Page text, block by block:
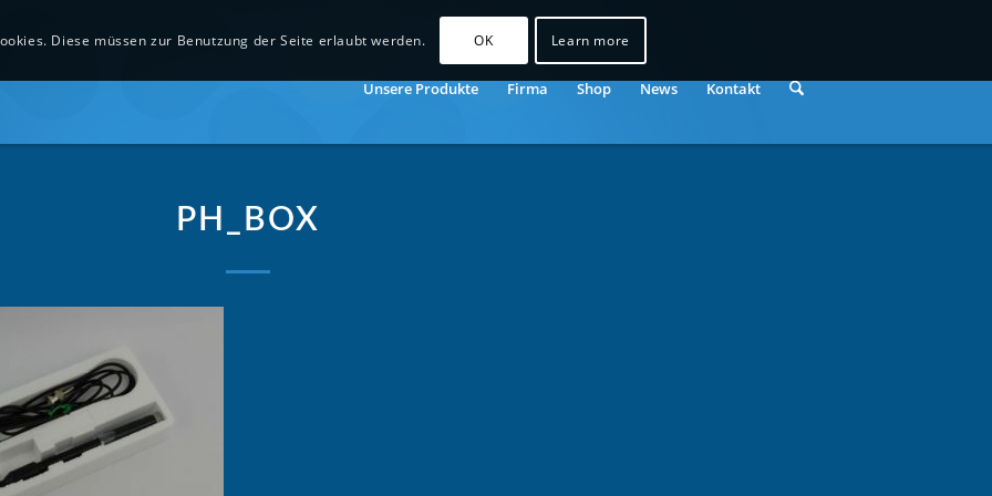
Unsere Produkte Firma Shop News Kontakt
PH_BOX
Diese müssen zur Benutzung der Seite erlaubt werden. OK Learn more